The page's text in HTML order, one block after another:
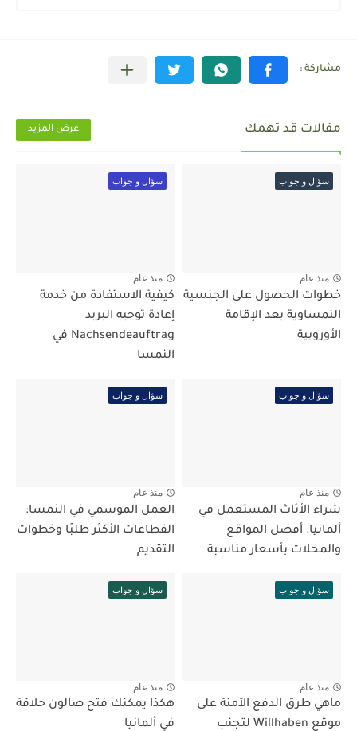
مقالات قد تهمك عرض المزيد
سؤال و جواب
منذ عام
خطوات الحصول على الجنسية
النمساوية بعد الإقامة
الأوروبية
سؤال و جواب
منذ عام
كيفية الاستفادة من خدمة
إعادة توجيه البريد
Nachsendeauftrag في
النمسا
سؤال و جواب
منذ عام
شراء الأثاث المستعمل في
ألمانيا: أفضل المواقع
والمحلات بأسعار مناسبة
سؤال و جواب
منذ عام
العمل الموسمي في النمسا:
القطاعات الأكثر طلبًا وخطوات
التقديم
سؤال و جواب
منذ عام
ماهي طرق الدفع الآمنة على
موقع Willhaben لتجنب
سؤال و جواب
منذ عام
هكذا يمكنك فتح صالون حلاقة
في ألمانيا